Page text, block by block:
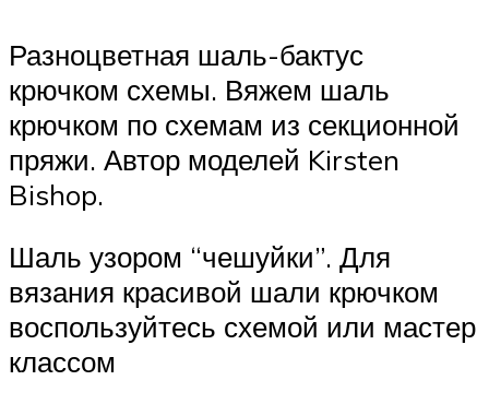
Разноцветная шаль-бактус
крючком схемы. Вяжем шаль
крючком по схемам из секционной
пряжи. Автор моделей Kirsten
Bishop.
Шаль узором “чешуйки”. Для
вязания красивой шали крючком
воспользуйтесь схемой или мастер
классом